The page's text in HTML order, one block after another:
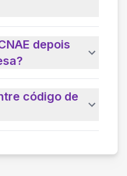
depois
código de